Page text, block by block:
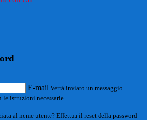
E-mail Verrà inviato un messaggio
istruzioni necessarie.
al nome utente? Effettua il reset della password